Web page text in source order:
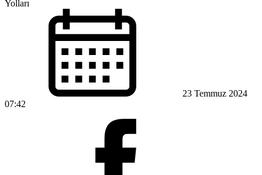
Yolları
23 Temmuz 2024
07:42